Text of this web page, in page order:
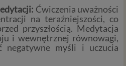
Ćwiczenia uważności
na teraźniejszości, co
przyszłością. Medytacja
i wewnętrznej równowagi,
negatywne myśli i uczucia